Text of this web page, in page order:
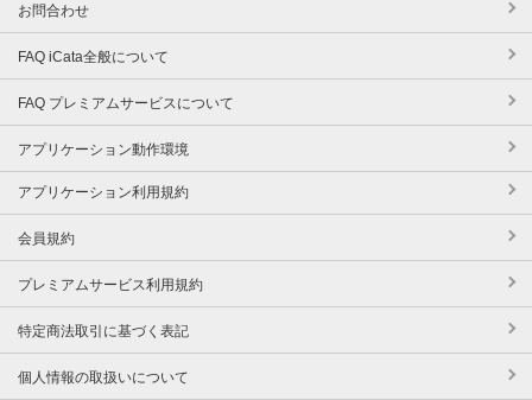
お問合わせ
FAQ iCata全般について
FAQ プレミアムサービスについて
アプリケーション動作環境
アプリケーション利用規約
会員規約
プレミアムサービス利用規約
特定商法取引に基づく表記
個人情報の取扱いについて